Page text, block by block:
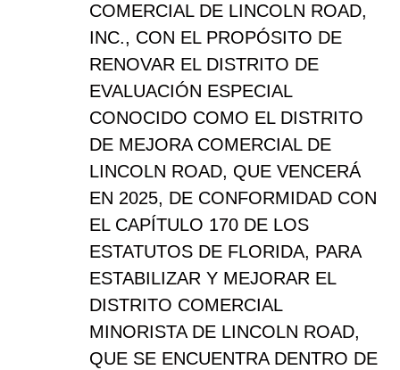
COMERCIAL DE LINCOLN ROAD,
INC., CON EL PROPÓSITO DE
RENOVAR EL DISTRITO DE
EVALUACIÓN ESPECIAL
CONOCIDO COMO EL DISTRITO
DE MEJORA COMERCIAL DE
LINCOLN ROAD, QUE VENCERÁ
EN 2025, DE CONFORMIDAD CON
EL CAPÍTULO 170 DE LOS
ESTATUTOS DE FLORIDA, PARA
ESTABILIZAR Y MEJORAR EL
DISTRITO COMERCIAL
MINORISTA DE LINCOLN ROAD,
QUE SE ENCUENTRA DENTRO DE